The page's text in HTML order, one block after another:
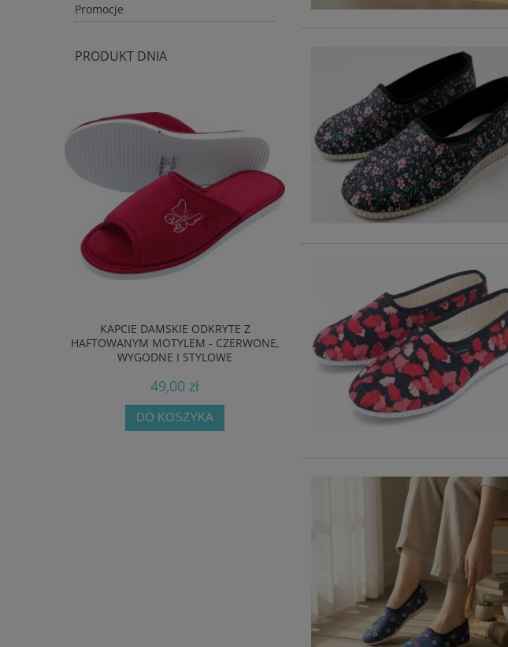
Promocje
PRODUKT DNIA
KAPCIE DAMSKIE ODKRYTE Z
HAFTOWANYM MOTYLEM - CZERWONE,
WYGODNE I STYLOWE
49,00 zł
DO KOSZYKA
BIOKEN KLAPKI SKÓRZANE MĘSKIE
ORIGINAL FUSBET – GRANATOWE
169,00 zł
DO KOSZYKA